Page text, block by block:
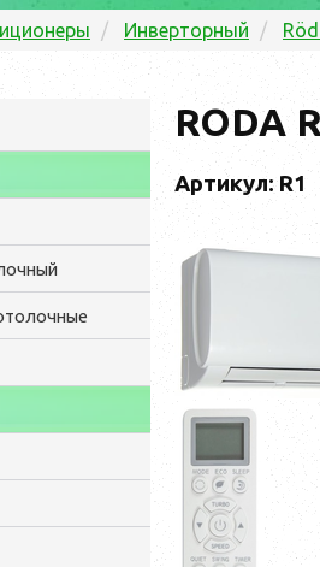
Инверторный
RODA
Артикул: R1